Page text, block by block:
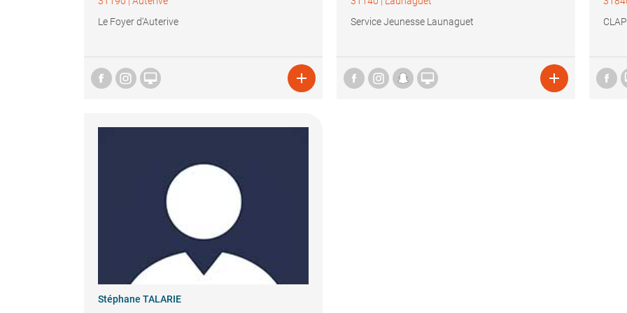
Le Foyer d'Auterive
 
Service Jeunesse Launaguet
 
Stéphane TALARIE